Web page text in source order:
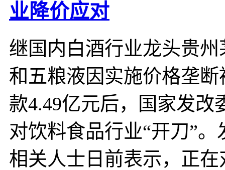
业降价应对
继国内白酒行业龙头贵州
和五粮液因实施价格垄断
款4.49亿元后，国家发改
对饮料食品行业“开刀”。
相关人士日前表示，正在